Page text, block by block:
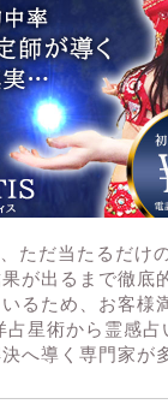
ただ当たるだけ
が出るまで徹底
るため、お客様
星術から霊感占
へ導く専門家が